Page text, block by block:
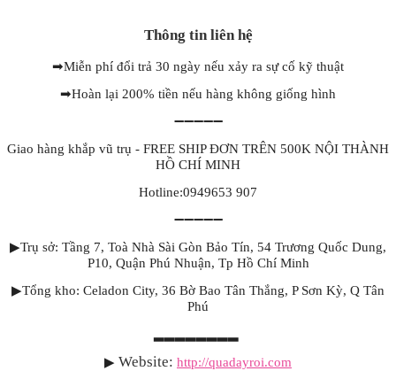
Thông tin liên hệ
➡Miễn phí đổi trả 30 ngày nếu xảy ra sự cố kỹ thuật
➡Hoàn lại 200% tiền nếu hàng không giống hình
➖➖➖➖➖
Giao hàng khắp vũ trụ - FREE SHIP ĐƠN TRÊN 500K NỘI THÀNH
HỒ CHÍ MINH
Hotline:0949653 907
➖➖➖➖➖
▶Trụ sở: Tầng 7, Toà Nhà Sài Gòn Bảo Tín, 54 Trương Quốc Dung,
P10, Quận Phú Nhuận, Tp Hồ Chí Minh
▶Tổng kho: Celadon City, 36 Bờ Bao Tân Thắng, P Sơn Kỳ, Q Tân
Phú
▶ Website: http://quadayroi.com